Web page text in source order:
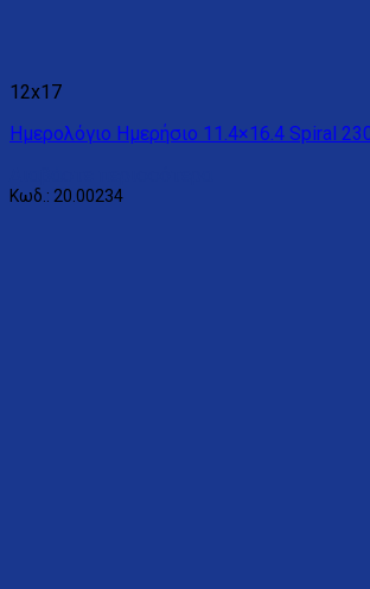
12x17
Ημερολόγιο Ημερήσιο 11.4×16.4 Spiral
Κωδ.: 20.00234